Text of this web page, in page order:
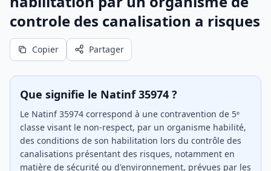
controle des canalisation a risques
Copier Partager
Que signifie le Natinf 35974 ?
Le Natinf 35974 correspond à une contravention de 5ᵉ
classe visant le non-respect, par un organisme habilité,
des conditions de son habilitation lors du contrôle des
canalisations présentant des risques, notamment en
matière de sécurité ou d'environnement, prévues par les